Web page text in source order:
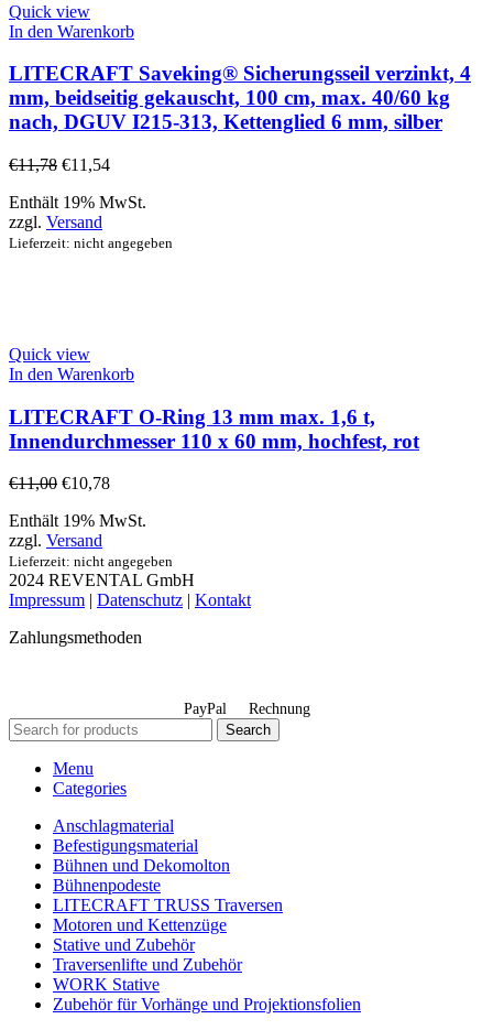
Quick view
In den Warenkorb
LITECRAFT Saveking® Sicherungsseil verzinkt, 4
mm, beidseitig gekauscht, 100 cm, max. 40/60 kg
nach, DGUV I215-313, Kettenglied 6 mm, silber
€11,78 €11,54
Enthält 19% MwSt.
zzgl. Versand
Lieferzeit: nicht angegeben
Quick view
In den Warenkorb
LITECRAFT O-Ring 13 mm max. 1,6 t,
Innendurchmesser 110 x 60 mm, hochfest, rot
€11,00 €10,78
Enthält 19% MwSt.
zzgl. Versand
Lieferzeit: nicht angegeben
2024 REVENTAL GmbH
Impressum
Datenschutz
Kontakt
Zahlungsmethoden
PayPal Rechnung
Search
Menu
Categories
Anschlagmaterial
Befestigungsmaterial
Bühnen und Dekomolton
Bühnenpodeste
LITECRAFT TRUSS Traversen
Motoren und Kettenzüge
Stative und Zubehör
Traversenlifte und Zubehör
WORK Stative
Zubehör für Vorhänge und Projektionsfolien